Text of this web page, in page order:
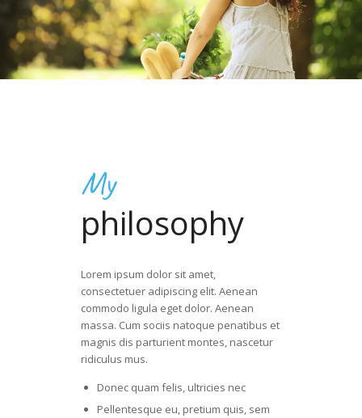
My
philosophy
Lorem ipsum dolor sit amet,
consectetuer adipiscing elit. Aenean
commodo ligula eget dolor. Aenean
massa. Cum sociis natoque penatibus et
magnis dis parturient montes, nascetur
ridiculus mus.
Donec quam felis, ultricies nec
Pellentesque eu, pretium quis, sem